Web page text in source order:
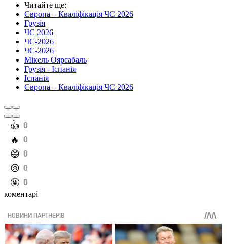
Читайте ще:
Європа – Кваліфікація ЧС 2026
Грузія
ЧС 2026
ЧС-2026
ЧС-2026
Мікель Оярсабаль
Грузія - Іспанія
Іспанія
Європа – Кваліфікація ЧС 2026
️👍 0
️🔥 0
️😄 0
️😢 0
️🤬 0
коментарі